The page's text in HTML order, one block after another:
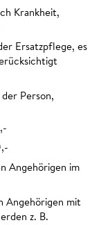
Krankheit,
Ersatzpflege, es
Person,
Angehörigen im
Angehörigen mit
z. B.